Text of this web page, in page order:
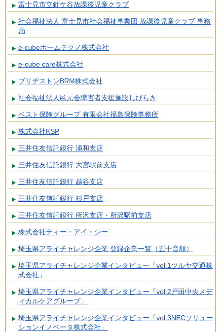
富士見市立針ケ谷放課後児童クラブ
社会福祉法人 富士見市社会福祉事業団 放課後児童クラブ 事務
局
e-cubeホームテクノ株式会社
e-cube care株式会社
ブリヂストンBRM株式会社
社会福祉法人邑元会障害者支援施設しびらき
ベスト保険グループ 有限会社福島保険事務所
株式会社KSP
三井住友信託銀行 浦和支店
三井住友信託銀行 大宮駅前支店
三井住友信託銀行 越谷支店
三井住友信託銀行 杉戸支店
三井住友信託銀行 所沢支店・所沢駅前支店
株式会社ティー・アイ・シー
埼玉県アライチャレンジ企業 登録企業一覧（五十音順）
埼玉県アライチャレンジ企業インタビュー「vol.1ツルヤ交通株
式会社」
埼玉県アライチャレンジ企業インタビュー「vol.2戸田中央メデ
ィカルケアグループ」
埼玉県アライチャレンジ企業インタビュー「vol.3NECソリュー
ションイノベータ株式会社」